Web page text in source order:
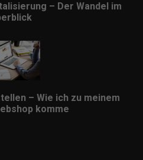
– Der Wandel im
– Wie ich zu meinem
komme